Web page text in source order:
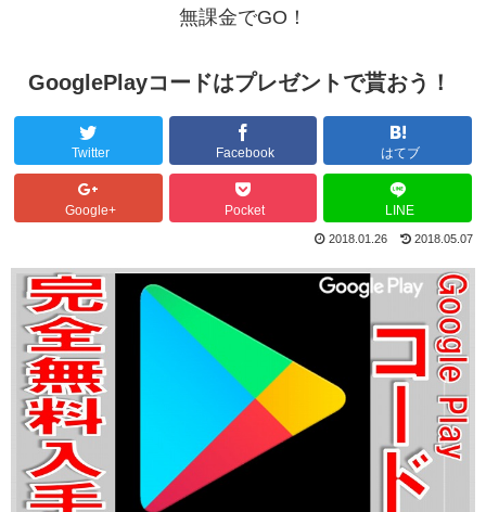
無課金でGO！
GooglePlayコードはプレゼントで貰おう！
Twitter Facebook はてブ
Google+ Pocket LINE
2018.01.26 2018.05.07